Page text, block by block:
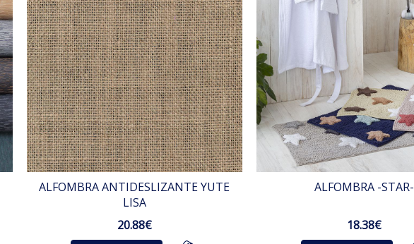
ALFOMBRA ANTIDESLIZANTE YUTE
LISA
20.88€
ALFOMBRA -STAR-
18.38€